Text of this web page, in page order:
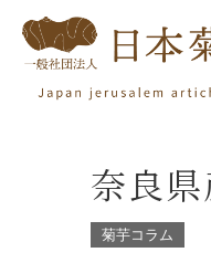
奈良
菊芋コラム